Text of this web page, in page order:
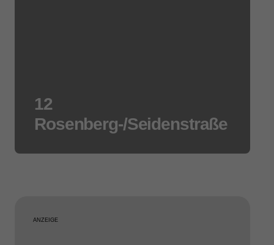
12
Rosenberg-/Seidenstraße
ANZEIGE